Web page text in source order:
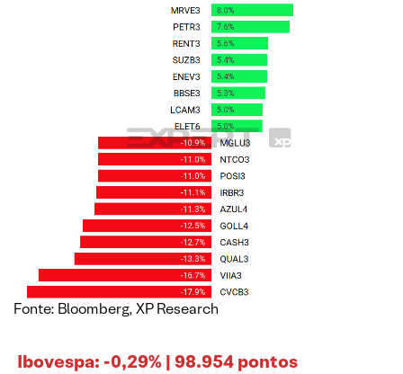
Fonte: Bloomberg, XP Research
Ibovespa: -0,29% | 98.954 pontos